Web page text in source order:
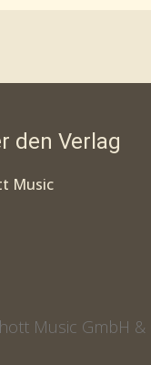
den Verlag
Music
Music GmbH &